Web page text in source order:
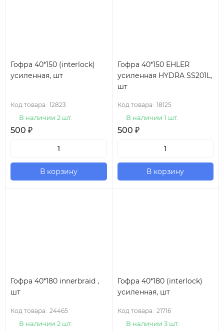
Гофра 40*150 (interlock)
усиленная, шт
Код товара: 12823
В наличии 2 шт.
500 ₽
В корзину
Гофра 40*150 EHLER
усиленная HYDRA SS201L,
шт
Код товара: 18125
В наличии 1 шт.
500 ₽
В корзину
Гофра 40*180 innerbraid ,
шт
Код товара: 24465
В наличии 2 шт.
Гофра 40*180 (interlock)
усиленная, шт
Код товара: 21716
В наличии 3 шт.